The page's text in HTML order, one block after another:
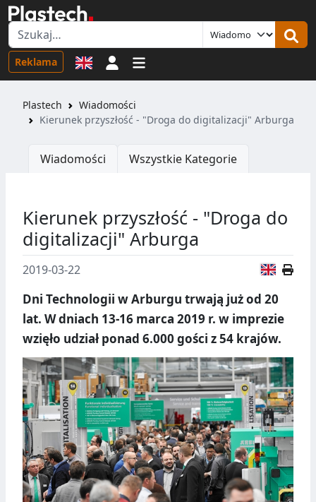
Reklama Logowanie
Plastech
Wiadomości
Kierunek przyszłość - "Droga do digitalizacji" Arburga
Wiadomości Wszystkie Kategorie
Kierunek przyszłość - "Droga do
digitalizacji" Arburga
2019-03-22
Dni Technologii w Arburgu trwają już od 20
lat. W dniach 13-16 marca 2019 r. w imprezie
wzięło udział ponad 6.000 gości z 54 krajów.